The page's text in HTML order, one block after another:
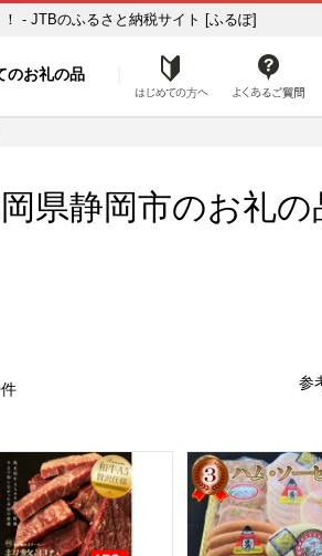
行クーポンをＧＥＴ！ - JTBのふるさと納税サイト [ふるぽ]
のお礼の品 はじめての方
県静岡市のお礼の
参